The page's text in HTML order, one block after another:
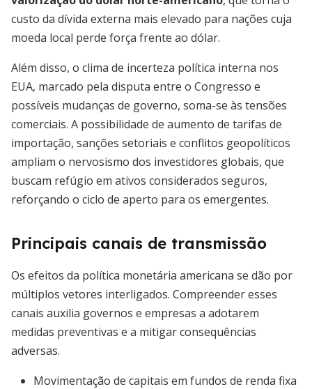
custo da dívida externa mais elevado para nações cuja
moeda local perde força frente ao dólar.
Além disso, o clima de incerteza política interna nos
EUA, marcado pela disputa entre o Congresso e
possíveis mudanças de governo, soma-se às tensões
comerciais. A possibilidade de aumento de tarifas de
importação, sanções setoriais e conflitos geopolíticos
ampliam o nervosismo dos investidores globais, que
buscam refúgio em ativos considerados seguros,
reforçando o ciclo de aperto para os emergentes.
Principais canais de transmissão
Os efeitos da política monetária americana se dão por
múltiplos vetores interligados. Compreender esses
canais auxilia governos e empresas a adotarem
medidas preventivas e a mitigar consequências
adversas.
Movimentação de capitais em fundos de renda fixa